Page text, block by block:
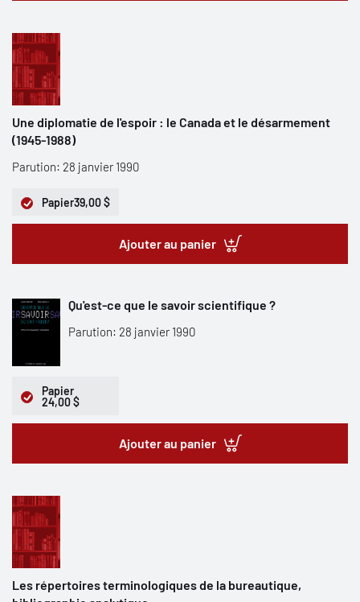
Une diplomatie de l'espoir : le Canada et le désarmement
(1945-1988)
Parution: 28 janvier 1990
Papier39,00 $
Ajouter au panier
Qu'est-ce que le savoir scientifique ?
Parution: 28 janvier 1990
Papier
24,00 $
Ajouter au panier
Les répertoires terminologiques de la bureautique,